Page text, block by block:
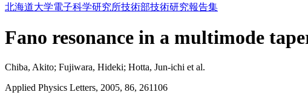
北海道大学電子科学研究所技術部技術研究報告集
Fano resonance in a multimode
Chiba, Akito; Fujiwara, Hideki; Hotta, Jun-ichi et al.
Applied Physics Letters, 2005, 86, 261106